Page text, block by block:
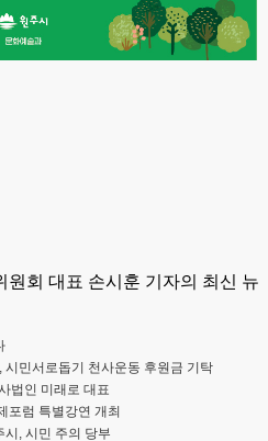
회 대표 손시훈 기자의 최신 뉴
민서로돕기 천사운동 후원금 기탁
법인 미래로 대표
포럼 특별강연 개최
시, 시민 주의 당부